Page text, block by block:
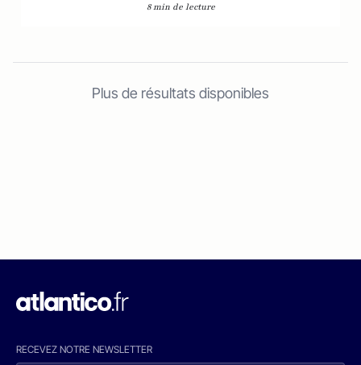
8 min de lecture
Plus de résultats disponibles
RECEVEZ NOTRE NEWSLETTER